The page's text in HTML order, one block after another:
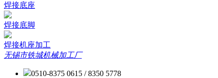
焊接底座
焊接底脚
焊接机座加工
无锡市铁城机械加工厂
0510-8375 0615 / 8350 5778